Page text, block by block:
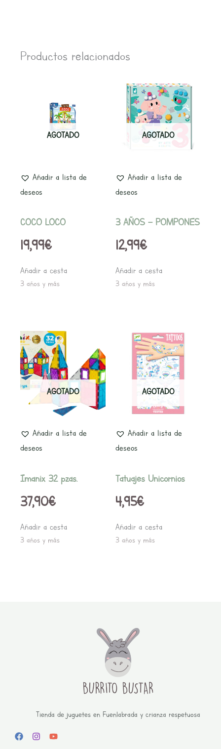
Productos relacionados
AGOTADO
Añadir a lista de
deseos
COCO LOCO
19,99€
Añadir a cesta
3 años y más
AGOTADO
Añadir a lista de
deseos
3 AÑOS – POMPONES
12,99€
Añadir a cesta
3 años y más
AGOTADO
Añadir a lista de
deseos
Imanix 32 pzas.
37,90€
Añadir a cesta
3 años y más
AGOTADO
Añadir a lista de
deseos
Tatuajes Unicornios
4,95€
Añadir a cesta
3 años y más
Tienda de juguetes en Fuenlabrada y crianza respetuosa